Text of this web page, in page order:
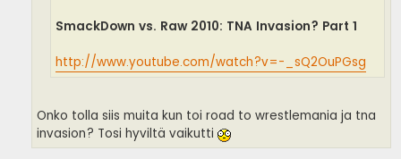
SmackDown vs. Raw 2010: TNA Invasion? Part 1
http://www.youtube.com/watch?v=-_sQ2OuPGsg
Onko tolla siis muita kun toi road to wrestlemania ja tna
invasion? Tosi hyviltä vaikutti